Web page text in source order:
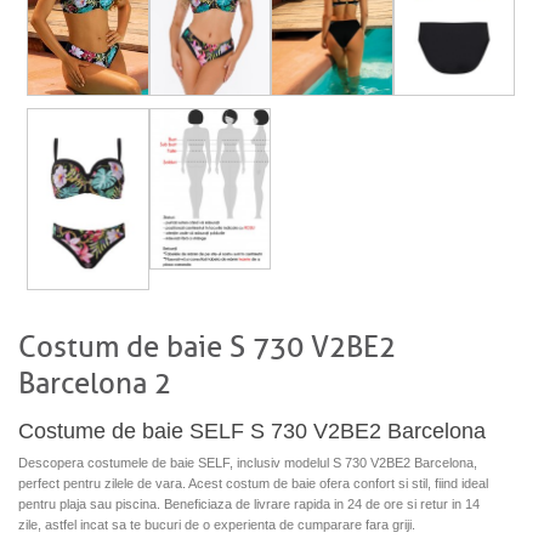
Costum de baie S 730 V2BE2
Barcelona 2
Costume de baie SELF S 730 V2BE2 Barcelona
Descopera costumele de baie SELF, inclusiv modelul S 730 V2BE2 Barcelona,
perfect pentru zilele de vara. Acest costum de baie ofera confort si stil, fiind ideal
pentru plaja sau piscina. Beneficiaza de livrare rapida in 24 de ore si retur in 14
zile, astfel incat sa te bucuri de o experienta de cumparare fara griji.